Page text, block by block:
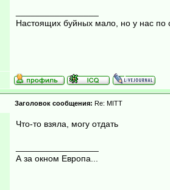
Настоящих буйных мало, но у нас по
Заголовок сообщения: Re: MITT
Что-то взяла, могу отдать
А за окном Европа...